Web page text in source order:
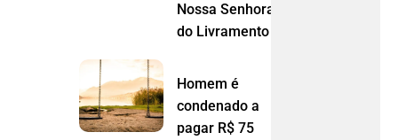
Nossa Senhora
do Livramento (MT)
Homem é
condenado a
pagar R$ 75